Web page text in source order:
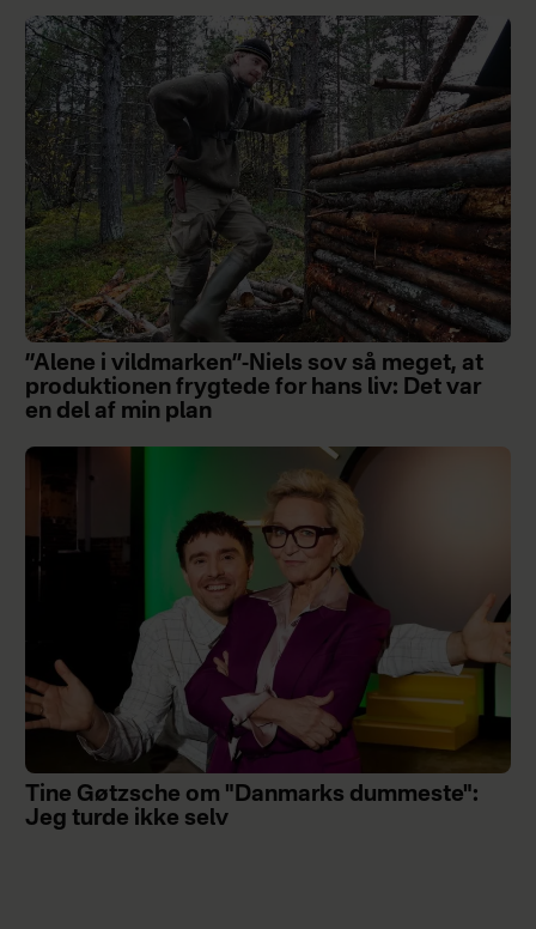
”Alene i vildmarken”-Niels sov så meget, at
produktionen frygtede for hans liv: Det var
en del af min plan
Tine Gøtzsche om "Danmarks dummeste":
Jeg turde ikke selv